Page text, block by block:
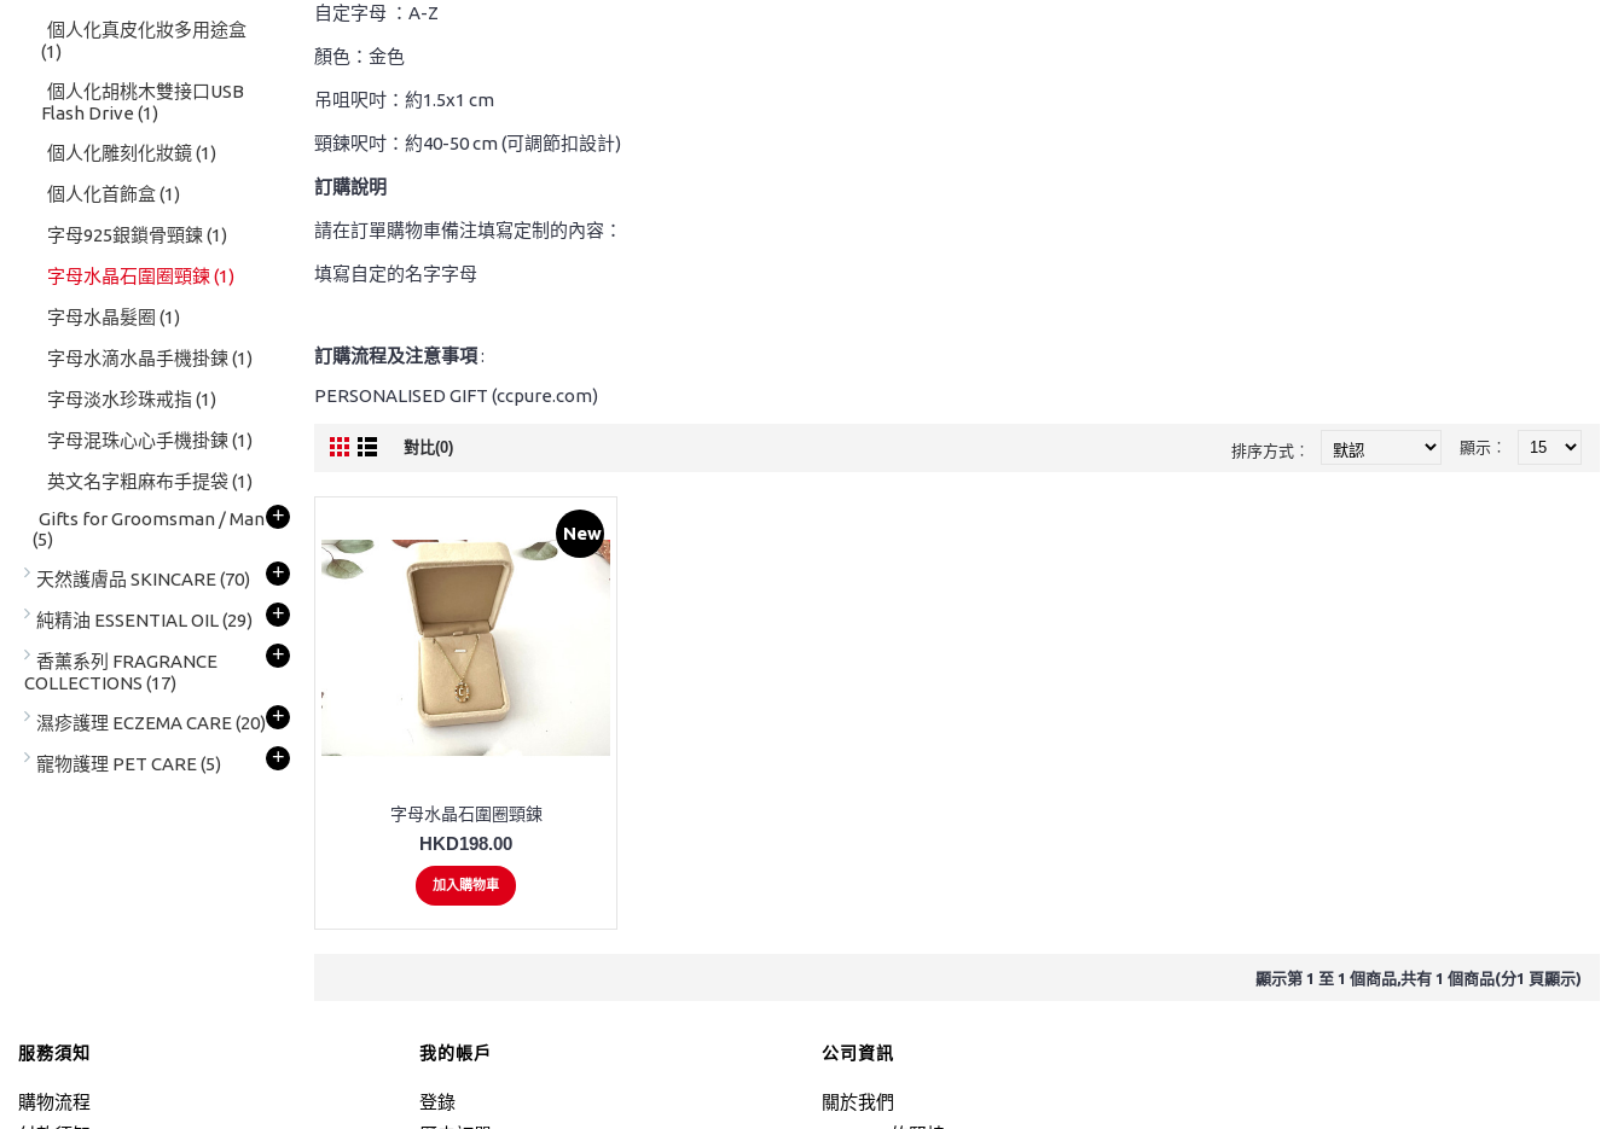
個人化真皮化妝多用途盒
(1)
個人化胡桃木雙接口USB
Flash Drive (1)
個人化雕刻化妝鏡(1)
個人化首飾盒(1)
字母925銀鎖骨頸鍊 (1)
字母水晶石圍圈頸鍊 (1)
字母水晶髮圈 (1)
字母水滴水晶手機掛鍊 (1)
字母淡水珍珠戒指(1)
字母混珠心心手機掛鍊 (1)
英文名字粗麻布手提袋(1)
Gifts for Groomsman / Man
(5)
+
天然護膚品 SKINCARE (70) +
純精油 ESSENTIAL OIL(29) +
香薰系列 FRAGRANCE
COLLECTIONS (17)
+
濕疹護理 ECZEMA CARE (20) +
寵物護理 PET CARE (5) +
自定字母 ：A-Z
顏色：金色
吊咀呎吋：約1.5x1 cm
頸鍊呎吋：約40-50 cm (可調節扣設計)
訂購說明
請在訂單購物車備注填寫定制的內容：
填寫自定的名字字母
訂購流程及注意事項:
PERSONALISED GIFT (ccpure.com)
對比(0) 顯示︰
排序方式︰
New
字母水晶石圍圈頸鍊
HKD198.00
加入購物車
顯示第 1 至 1 個商品,共有 1 個商品(分1 頁顯示)
服務須知
購物流程
我的帳戶
登錄
公司資訊
關於我們